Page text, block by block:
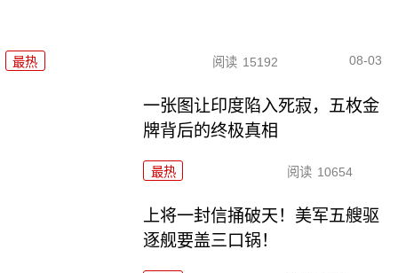
最热 阅读 15192 08-03
一张图让印度陷入死寂，五枚金
牌背后的终极真相
最热 阅读 10654
上将一封信捅破天！美军五艘驱
逐舰要盖三口锅！